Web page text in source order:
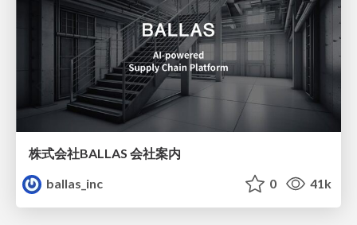
株式会社BALLAS 会社案内
ballas_inc
0 41k